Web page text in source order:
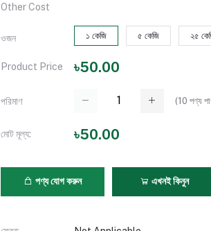
Other Cost
ওজন ১ কেজি ৫ কেজি ২৫
Product Price ৳50.00
পরিমাণ (10 পণ্য
মোট মূল্য: ৳50.00
পণ্য যোগ করুন এখনই কিনুন